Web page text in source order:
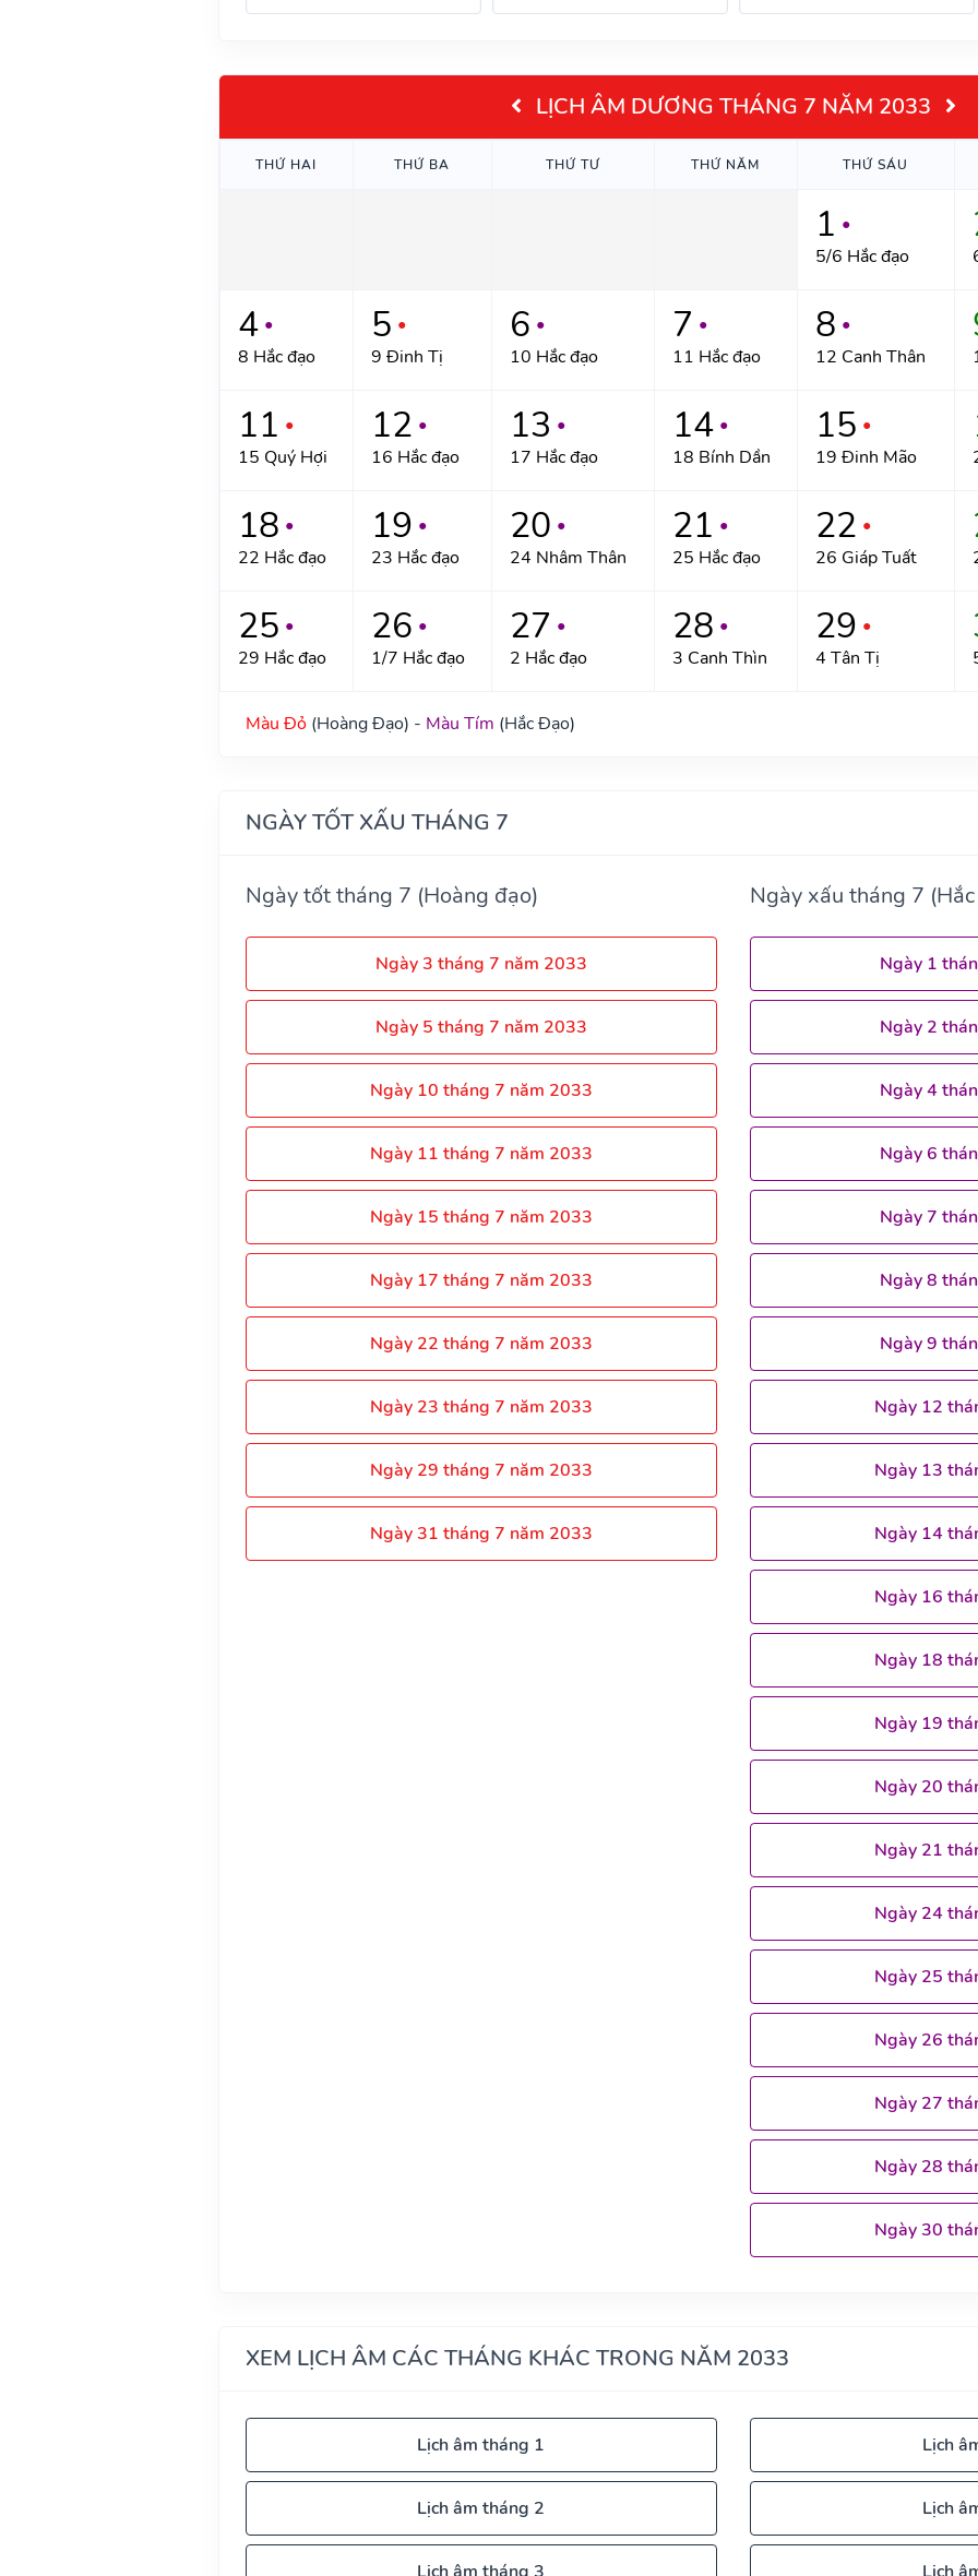
LỊCH ÂM DƯƠNG THÁNG 7 NĂM 2033
THỨ HAI THỨ BA THỨ TƯ THỨ NĂM THỨ SÁU
1 ●
5/6 Hắc đạo
4 ●
8 Hắc đạo
5 ●
9 Đinh Tị
6 ●
10 Hắc đạo
7 ●
11 Hắc đạo
8 ●
12 Canh Thân
11 ●
15 Quý Hợi
12 ●
16 Hắc đạo
13 ●
17 Hắc đạo
14 ●
18 Bính Dần
15 ●
19 Đinh Mão
18 ●
22 Hắc đạo
19 ●
23 Hắc đạo
20 ●
24 Nhâm Thân
21 ●
25 Hắc đạo
22 ●
26 Giáp Tuất
25 ●
29 Hắc đạo
26 ●
1/7 Hắc đạo
27 ●
2 Hắc đạo
28 ●
3 Canh Thìn
29 ●
4 Tân Tị
Màu Đỏ(Hoàng Đạo) - Màu Tím (Hắc Đạo)
NGÀY TỐT XẤU THÁNG 7
Ngày tốt tháng 7 (Hoàng đạo)
Ngày 3 tháng 7 năm 2033
Ngày 5 tháng 7 năm 2033
Ngày 10 tháng 7 năm 2033
Ngày 11 tháng 7 năm 2033
Ngày 15 tháng 7 năm 2033
Ngày 17 tháng 7 năm 2033
Ngày 22 tháng 7 năm 2033
Ngày 23 tháng 7 năm 2033
Ngày 29 tháng 7 năm 2033
Ngày 31 tháng 7 năm 2033
Ngày xấu tháng 7
Ngày 1
Ngày 2
Ngày 4
Ngày 6
Ngày 7
Ngày 8
Ngày 9
Ngày 12
Ngày 13
Ngày 14
Ngày 16
Ngày 18
Ngày 19
Ngày 20
Ngày 21
Ngày 24
Ngày 25
Ngày 26
Ngày 27
Ngày 28
Ngày 30
XEM LỊCH ÂM CÁC THÁNG KHÁC TRONG NĂM 2033
Lịch âm tháng 1
Lịch âm tháng 2
Lịch âm tháng 3
Lịch
Lịch
Lịch